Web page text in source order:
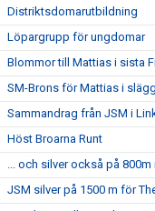
Distriktsdomarutbildning
Löpargrupp för ungdomar
Blommor till Mattias i sista
SM-Brons för Mattias i
Sammandrag från JSM i
Höst Broarna Runt
... och silver också på
JSM silver på 1500 m för